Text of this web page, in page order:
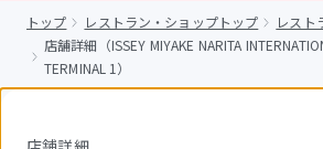
トップ レストラン・ショップトップ
レスト
店舗詳細（ISSEY MIYAKE NARITA
TERMINAL 1）